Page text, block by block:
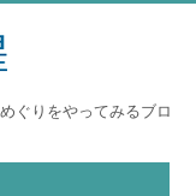
ぐりをやってみるブロ